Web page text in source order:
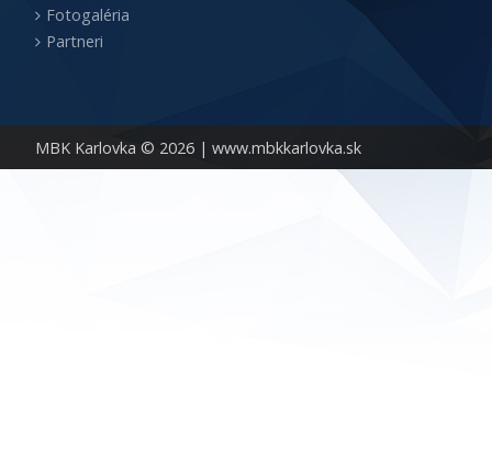
MBK Karlovka © 2026 | www.mbkkarlovka.sk
Fotogaléria
Partneri